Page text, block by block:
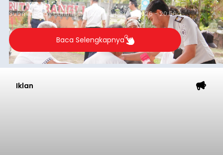
Submitted bycontributor Thu, 08/06/2026 - 20:56
Baca Selengkapnya
Iklan